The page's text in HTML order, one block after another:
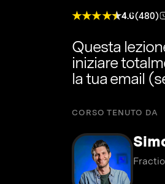
4.6(480)
Questa
iniziare
la tua email
CORSO TENUTO DA